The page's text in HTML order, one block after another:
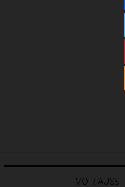
VOIR AUSSI :